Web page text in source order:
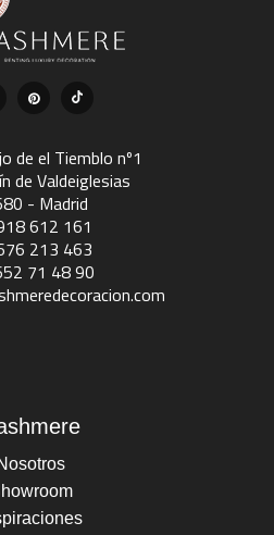
de el Tiemblo nº1
de Valdeiglesias
- Madrid
612 161
213 463
71 48 90